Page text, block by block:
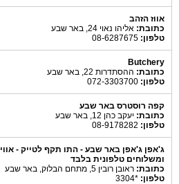
אווז הזהב
כתובת: אליהו נאוי 24, באר שבע
טלפון:
Butchery
כתובת: ההסתדרות 22, באר שבע
טלפון:
קפה רוסטרס באר שבע
כתובת: יעקב כהן 12, באר שבע
טלפון:
ג'אפן ג'אפן באר שבע - התו תקף לטייק - אווי
ומשלוחים טלפונית בלבד
כתובת: ראובן רובין 5, מתחם הבלוק, באר שבע
טלפון: *3304